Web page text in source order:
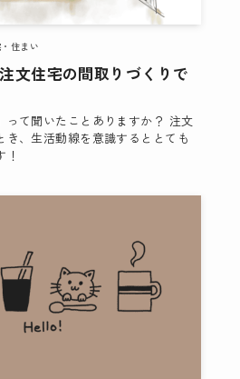
文住宅の間取りづくりで
って聞いたことありますか？ 注文
き、生活動線を意識するととても
住まい